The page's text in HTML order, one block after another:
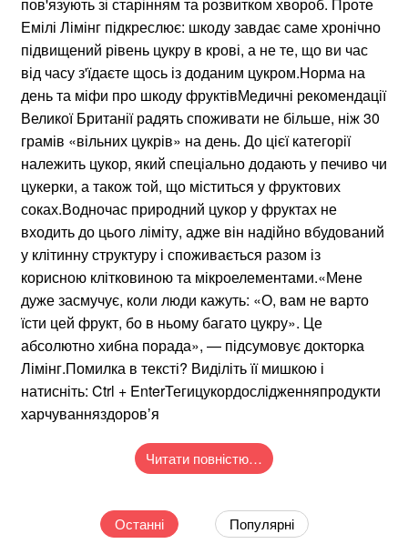
Емілі Лімінг підкреслює: шкоду завдає саме хронічно
підвищений рівень цукру в крові, а не те, що ви час
від часу з'їдаєте щось із доданим цукром.Норма на
день та міфи про шкоду фруктівМедичні рекомендації
Великої Британії радять споживати не більше, ніж 30
грамів «вільних цукрів» на день. До цієї категорії
належить цукор, який спеціально додають у печиво чи
цукерки, а також той, що міститься у фруктових
соках.Водночас природний цукор у фруктах не
входить до цього ліміту, адже він надійно вбудований
у клітинну структуру і споживається разом із
корисною клітковиною та мікроелементами.«Мене
дуже засмучує, коли люди кажуть: «О, вам не варто
їсти цей фрукт, бо в ньому багато цукру». Це
абсолютно хибна порада», — підсумовує докторка
Лімінг.Помилка в тексті? Виділіть її мишкою і
натисніть: Ctrl + EnterТегицукордослідженняпродукти
харчуванняздоровʼя
Читати повністю…
Останні Популярні